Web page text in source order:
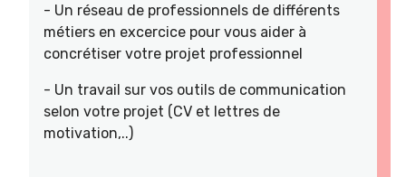
- Un réseau de professionnels de différents
métiers en excercice pour vous aider à
concrétiser votre projet professionnel
- Un travail sur vos outils de communication
selon votre projet (CV et lettres de
motivation,..)